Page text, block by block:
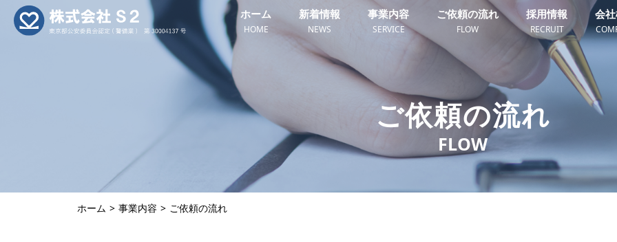
ホーム
HOME
新着情報
NEWS
事業内容
SERVICE
ご依頼の流れ
FLOW
採用情報
RECRUIT
会
ご依頼の流れ
FLOW
ホーム 事業内容 ご依頼の流れ